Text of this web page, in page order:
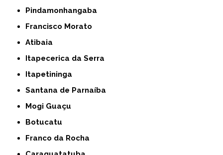
Pindamonhangaba
Francisco Morato
Atibaia
Itapecerica da Serra
Itapetininga
Santana de Parnaíba
Mogi Guaçu
Botucatu
Franco da Rocha